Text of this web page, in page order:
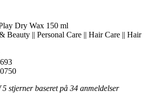
Dry Wax 150 ml
Beauty || Personal Care || Hair Care || Hair
5 stjerner baseret på 34 anmeldelser